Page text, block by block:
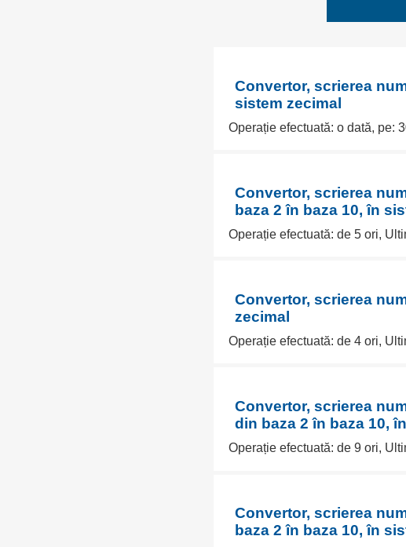
Convertor, scrierea
sistem zecimal
Operație efectuată: o dată, pe:
Convertor, scrierea
baza 2 în baza 10, în
Operație efectuată: de 5 ori,
Convertor, scrierea
zecimal
Operație efectuată: de 4 ori,
Convertor, scrierea
din baza 2 în baza 10,
Operație efectuată: de 9 ori,
Convertor, scrierea
baza 2 în baza 10, în